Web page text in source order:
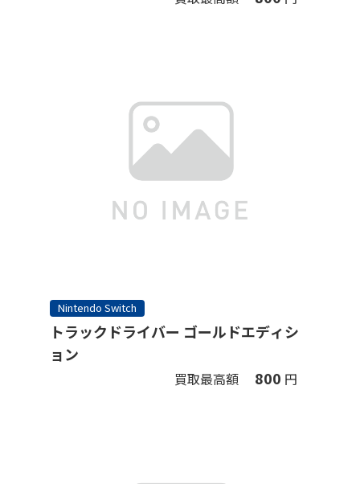
Nintendo Switch
トラックドライバー ゴールドエディシ
ョン
買取最高額 800 円